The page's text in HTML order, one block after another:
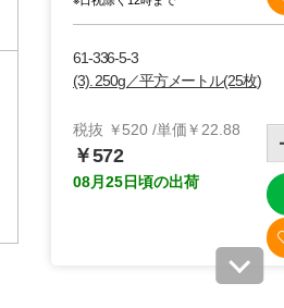
61-336-5-3
(3). 250g／平方メートル(25枚)
税抜 ￥520 /単価￥22.88
￥572
08月25日頃の出荷